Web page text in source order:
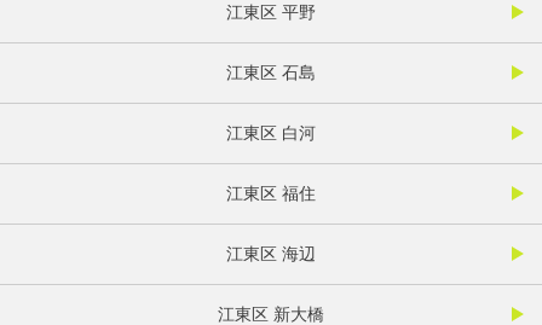
江東区 平野
江東区 石島
江東区 白河
江東区 福住
江東区 海辺
江東区 新大橋